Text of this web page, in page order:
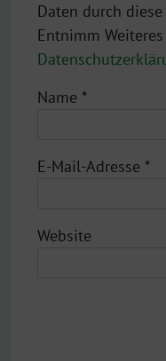
Daten durch
Entnimm
Name *
E-Mail-Adresse *
Website